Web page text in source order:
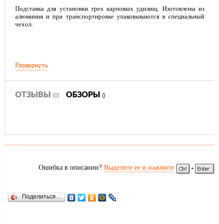
Подставка для установки трех карповых удилищ. Изотовлены из
алюминия и при транспортировке упаковываются в специальный
чехол.
Развернуть
ОТЗЫВЫ (0) ОБЗОРЫ ()
Ошибка в описании? Выделите ее и нажмите
Поделиться…